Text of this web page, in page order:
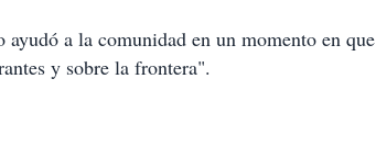
ayudó a la comunidad en un momento en que
y sobre la frontera".